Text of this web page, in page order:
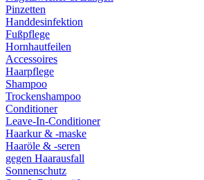
Pinzetten
Handdesinfektion
Fußpflege
Hornhautfeilen
Accessoires
Haarpflege
Shampoo
Trockenshampoo
Conditioner
Leave-In-Conditioner
Haarkur & -maske
Haaröle & -seren
gegen Haarausfall
Sonnenschutz